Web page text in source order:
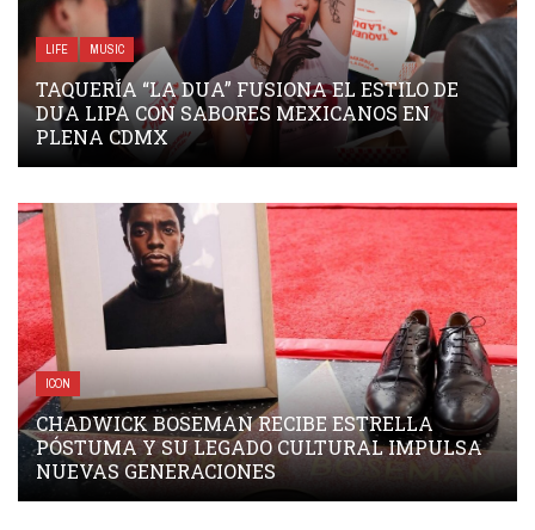
LIFE MUSIC
TAQUERÍA “LA DUA” FUSIONA EL ESTILO DE
DUA LIPA CON SABORES MEXICANOS EN
PLENA CDMX
ICON
CHADWICK BOSEMAN RECIBE ESTRELLA
PÓSTUMA Y SU LEGADO CULTURAL IMPULSA
NUEVAS GENERACIONES